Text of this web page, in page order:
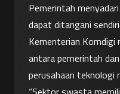
Pemerintah
dapat ditangani
Kementerian Komdigi
antara pemerintah
perusahaan teknologi